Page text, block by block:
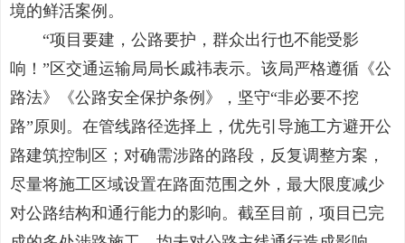
境的鲜活案例。
“项目要建，公路要护，群众出行也不能受影
响！”区交通运输局局长戚祎表示。该局严格遵循《公
路法》《公路安全保护条例》，坚守“非必要不挖
路”原则。在管线路径选择上，优先引导施工方避开公
路建筑控制区；对确需涉路的路段，反复调整方案，
尽量将施工区域设置在路面范围之外，最大限度减少
对公路结构和通行能力的影响。截至目前，项目已完